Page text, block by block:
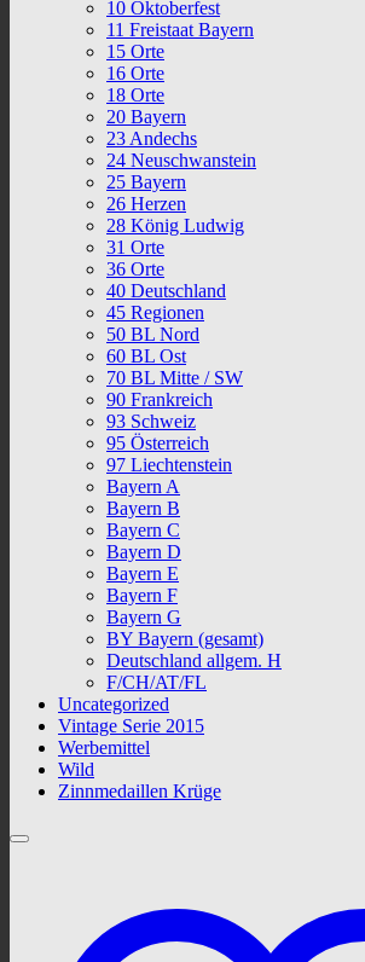
10 Oktoberfest
11 Freistaat Bayern
15 Orte
16 Orte
18 Orte
20 Bayern
23 Andechs
24 Neuschwanstein
25 Bayern
26 Herzen
28 König Ludwig
31 Orte
36 Orte
40 Deutschland
45 Regionen
50 BL Nord
60 BL Ost
70 BL Mitte / SW
90 Frankreich
93 Schweiz
95 Österreich
97 Liechtenstein
Bayern A
Bayern B
Bayern C
Bayern D
Bayern E
Bayern F
Bayern G
BY Bayern (gesamt)
Deutschland allgem. H
F/CH/AT/FL
Uncategorized
Vintage Serie 2015
Werbemittel
Wild
Zinnmedaillen Krüge